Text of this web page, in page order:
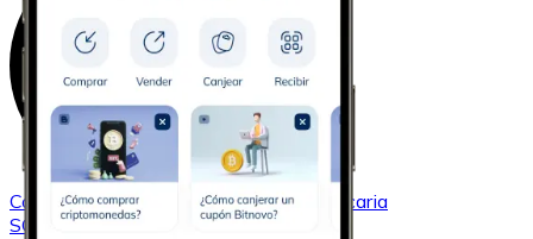
ComprarSolana
con transferencia bancaria
SOL